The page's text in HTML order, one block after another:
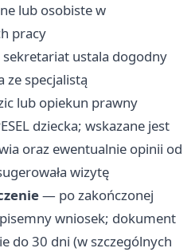
lub osobiste w
pracy
ustala dogodny
ze specjalistą
lub opiekun prawny
dziecka; wskazane jest
oraz ewentualnie opinii od
wizytę
— po zakończonej
wniosek; dokument
do 30 dni (w szczególnych